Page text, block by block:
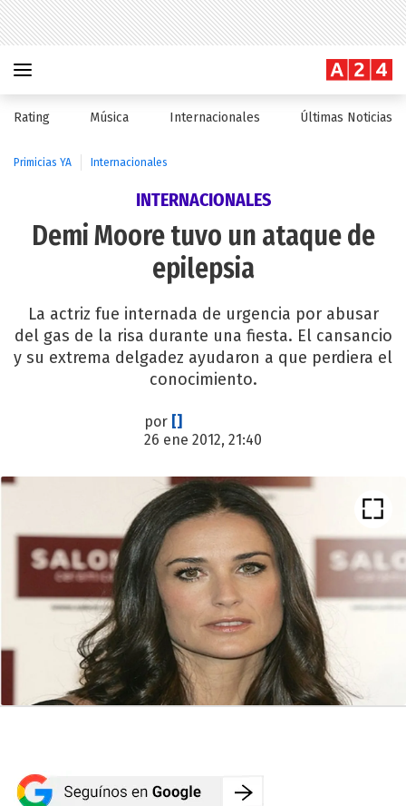
Rating Música Internacionales Últimas Noticias
Primicias YA Internacionales
INTERNACIONALES
Demi Moore tuvo un ataque de
epilepsia
La actriz fue internada de urgencia por abusar
del gas de la risa durante una fiesta. El cansancio
y su extrema delgadez ayudaron a que perdiera el
conocimiento.
por []
26 ene 2012, 21:40